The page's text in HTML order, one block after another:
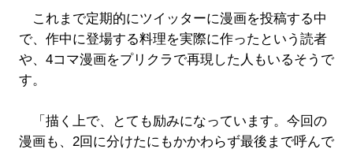
これまで定期的にツイッターに漫画を投稿する中
で、作中に登場する料理を実際に作ったという読者
や、4コマ漫画をプリクラで再現した人もいるそうで
す。
「描く上で、とても励みになっています。今回の
漫画も、2回に分けたにもかかわらず最後まで呼んで